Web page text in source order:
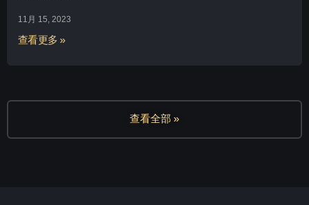
11月 15, 2023
查看更多 »
查看全部 »